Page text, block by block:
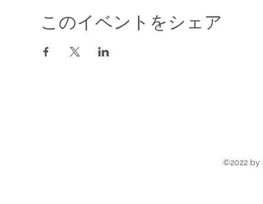
このイベントをシェア
©2022 by